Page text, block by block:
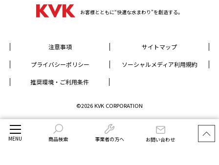
MENU 商品検索 事業者の方へ お問い合わせ
お客様とともに“快適な水まわり”を創造する。
注意事項 サイトマップ
プライバシーポリシー ソーシャルメディア利用規約
推奨環境・ご利用条件
©2026 KVK CORPORATION